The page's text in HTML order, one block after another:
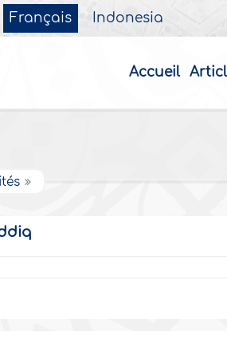
Français Indonesia
Accueil